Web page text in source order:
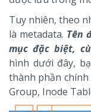
Tuy nhiên, theo
là metadata. Tên
mục đặc biệt,
hình dưới đây,
thành phần chính
Group, Inode